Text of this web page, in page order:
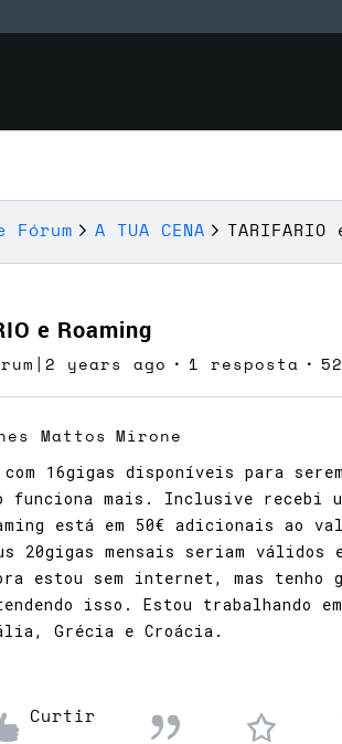
Fórum A TUA CENA
e Roaming
years ago 1 resposta
Mattos Mirone
com 16gigas disponíveis para
funciona mais. Inclusive recebi
está em 50€ adicionais ao
20gigas mensais seriam válidos
estou sem internet, mas tenho
isso. Estou trabalhando
Grécia e Croácia.
Curtir